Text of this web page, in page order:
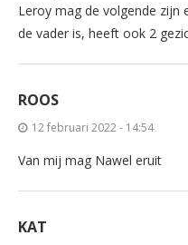
Leroy mag de volgende zijn
de vader is, heeft ook 2
ROOS
12 februari 2022 - 14:54
Van mij mag Nawel eruit
KAT